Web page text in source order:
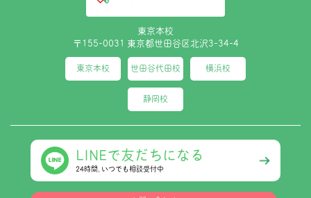
東京本校
〒155-0031 東京都世田谷区北沢3-34-4
東京本校 世田谷代田校 横浜校
静岡校
LINEで友だちになる
24時間､いつでも相談受付中